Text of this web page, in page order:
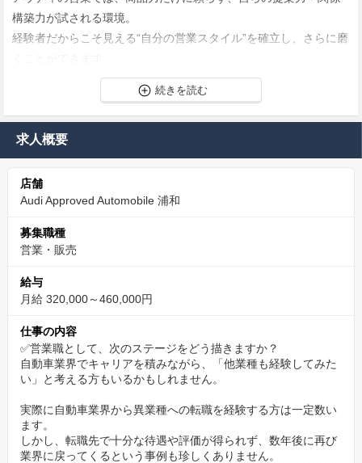
構築力が試される環境。
経験者だからこそ見える“自分の営業スタイル”を確立し、さらに磨
ブランドや商品力だけではなく、「自分だから売れる」を実感で
お客様の本音を引き出し、最適解を提供する“コンサルティング型
営業”に挑めます。
高単価商材だからこそ、提案に重みがある
アウディは高価格帯のプレミアムブランドであるため、1台あたり
の商談に必要な提案力や信頼構築の精度が求められます。
そのぶん、営業としての発言や行動にも責任と価値が伴います。
がいを感じられる環境です。
単価が高い分、1台の商談にかける時間・情報量・信頼構築が深
く、営業スキルが研ぎ澄まされていきます。
継続的に成果を出せる環境が整っている
の質が継続的な成果につながる環境です。
すぐに結果を求められるのではなく、顧客の信頼を積み重ねるこ
とを重視。
求人概要
店舗
Audi Approved Automobile 浦和
募集職種
営業・販売
給与
月給 320,000～460,000円
仕事の内容
✅営業職として、次のステージをどう描きますか？
自動車業界でキャリアを積みながら、「他業種も経験してみた
い」と考える方もいるかもしれません。
実際に自動車業界から異業種への転職を経験する方は一定数い
ます。
しかし、転職先で十分な待遇や評価が得られず、数年後に再び
業界に戻ってくるという事例も珍しくありません。